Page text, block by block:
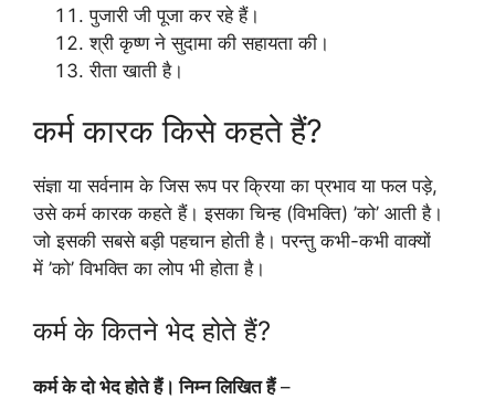
पुजारी जी पूजा कर रहे हैं।
श्री कृष्ण ने सुदामा की सहायता की।
रीता खाती है।
कर्म कारक किसे कहते हैं?
संज्ञा या सर्वनाम के जिस रूप पर क्रिया का प्रभाव या फल पड़े,
उसे कर्म कारक कहते हैं। इसका चिन्ह (विभक्ति) ’को’ आती है।
जो इसकी सबसे बड़ी पहचान होती है। परन्तु कभी-कभी वाक्यों
में ’को’ विभक्ति का लोप भी होता है।
कर्म के कितने भेद होते हैं?
कर्म के दो भेद होते हैं। निम्न लिखित हैं–